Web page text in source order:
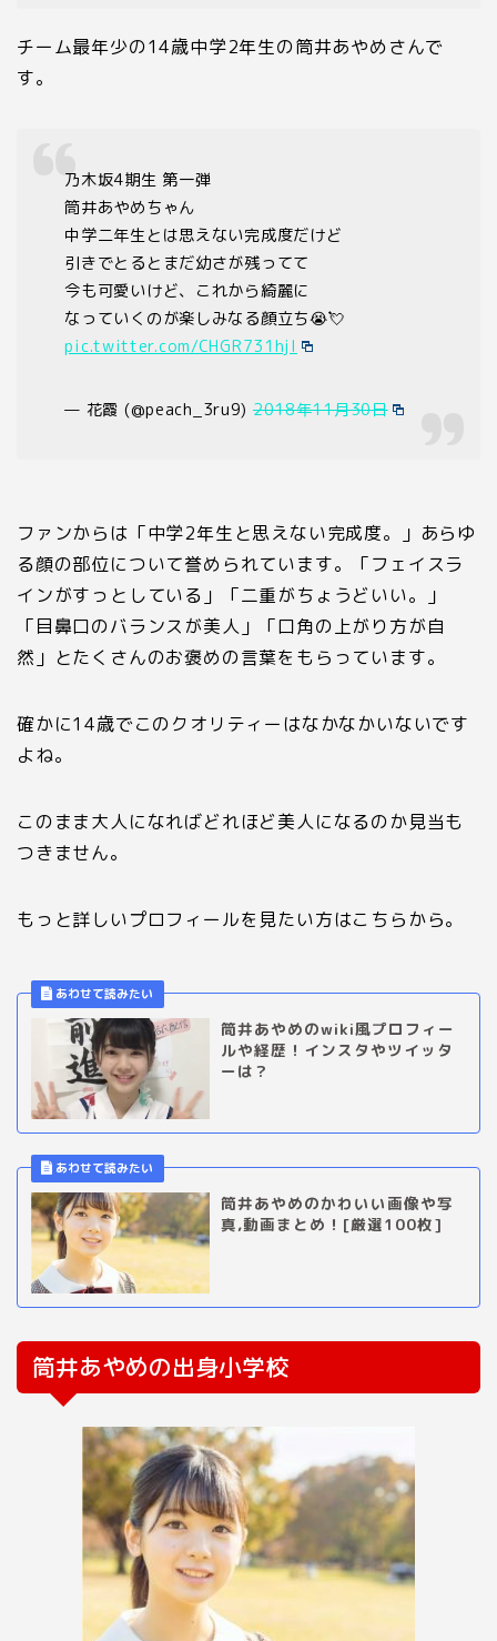
チーム最年少の14歳中学2年生の筒井あやめさんで
す。
乃木坂4期生 第一弾
筒井あやめちゃん
中学二年生とは思えない完成度だけど
引きでとるとまだ幼さが残ってて
今も可愛いけど、これから綺麗に
なっていくのが楽しみなる顔立ち😭💘
pic.twitter.com/CHGR731hjl
— 花霞 (@peach_3ru9)2018年11月30日
ファンからは「中学2年生と思えない完成度。」あらゆ
る顔の部位について誉められています。「フェイスラ
インがすっとしている」「二重がちょうどいい。」
「目鼻口のバランスが美人」「口角の上がり方が自
然」とたくさんのお褒めの言葉をもらっています。
確かに14歳でこのクオリティーはなかなかいないです
よね。
このまま大人になればどれほど美人になるのか見当も
つきません。
もっと詳しいプロフィールを見たい方はこちらから。
筒井あやめのwiki風プロフィー
ルや経歴！インスタやツイッタ
ーは？
筒井あやめのかわいい画像や写
真,動画まとめ！[厳選100枚]
筒井あやめの出身小学校